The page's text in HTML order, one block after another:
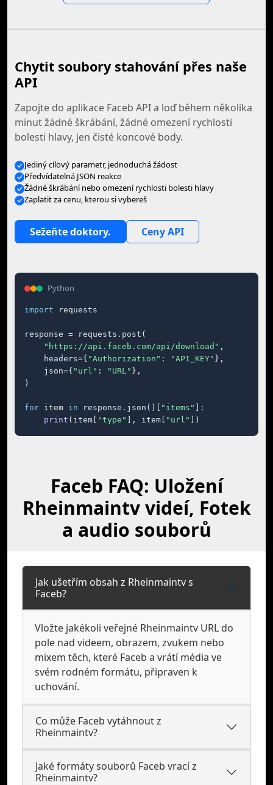
Chytit soubory stahování přes naše
API
Zapojte do aplikace Faceb API a loď během několika
minut žádné škrábání, žádné omezení rychlosti
bolesti hlavy, jen čisté koncové body.
Jediný cílový parametr, jednoduchá žádost
Předvídatelná JSON reakce
Žádné škrábání nebo omezení rychlosti bolesti hlavy
Zaplatit za cenu, kterou si vybereš
Sežeňte doktory. Ceny API
Python
import requests
response = requests.post(
"https://api.faceb.com/api/download" ,
    headers={
"Authorization" : "API_KEY" },
    json={
"url" : "URL" },
)
for item in response.json()[ "items"
]:
print (item[ "type" ], item[ "url" ])
Faceb FAQ: Uložení
Rheinmaintv videí, Fotek
a audio souborů
Jak ušetřím obsah z Rheinmaintv s
Faceb?
Vložte jakékoli veřejné Rheinmaintv URL do
pole nad videem, obrazem, zvukem nebo
mixem těch, které Faceb a vrátí média ve
svém rodném formátu, připraven k
uchování.
Co může Faceb vytáhnout z
Rheinmaintv?
Jaké formáty souborů Faceb vrací z
Rheinmaintv?